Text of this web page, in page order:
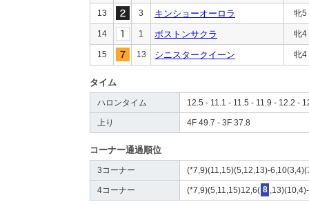
13 3 キンショーオーロラ 牝5
14 1 ボストンサクラ 牝4
15 13 シニスタークイーン 牝4
タイム
ハロンタイム 12.5 - 11.1 - 11.5 - 11.9 - 12.2 -
上り 4F 49.7 - 3F 37.8
コーナー通過順位
3コーナー (*7,9)(11,15)(5,12,13)-
4コーナー (*7,9)(5,11,15)12,6( 8